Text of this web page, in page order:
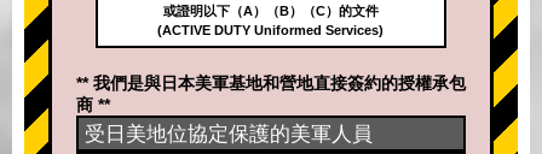
或證明以下（A）（B）（C）的文件
(ACTIVE DUTY Uniformed Services)
** 我們是與日本美軍基地和營地直接簽約的授權承包
商 **
受日美地位協定保護的美軍人員